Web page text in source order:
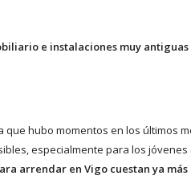
e instalaciones muy antiguas
que hubo momentos en los últimos
especialmente para los jóvenes
arrendar en Vigo cuestan ya más